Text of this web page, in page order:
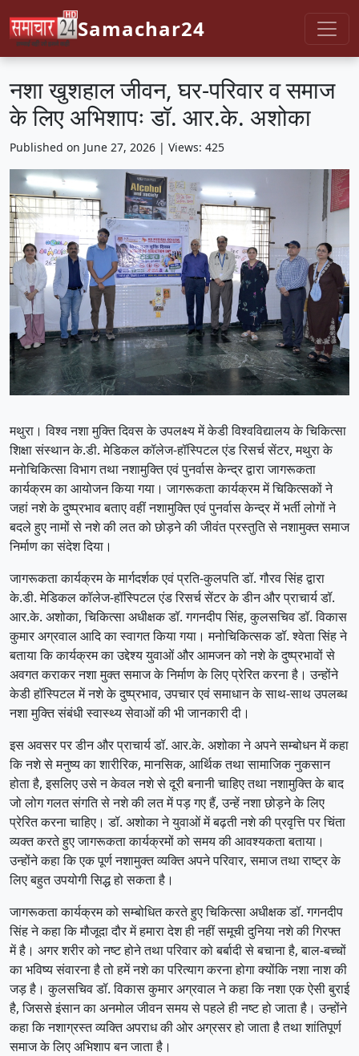
Samachar24
नशा खुशहाल जीवन, घर-परिवार व समाज
के लिए अभिशापः डॉ. आर.के. अशोका
Published on June 27, 2026 | Views: 425
मथुरा। विश्व नशा मुक्ति दिवस के उपलक्ष्य में केडी विश्वविद्यालय के चिकित्सा
शिक्षा संस्थान के.डी. मेडिकल कॉलेज-हॉस्पिटल एंड रिसर्च सेंटर, मथुरा के
मनोचिकित्सा विभाग तथा नशामुक्ति एवं पुनर्वास केन्द्र द्वारा जागरूकता
कार्यक्रम का आयोजन किया गया। जागरूकता कार्यक्रम में चिकित्सकों ने
जहां नशे के दुष्प्रभाव बताए वहीं नशामुक्ति एवं पुनर्वास केन्द्र में भर्ती लोगों ने
बदले हुए नामों से नशे की लत को छोड़ने की जीवंत प्रस्तुति से नशामुक्त समाज
निर्माण का संदेश दिया।
जागरूकता कार्यक्रम के मार्गदर्शक एवं प्रति-कुलपति डॉ. गौरव सिंह द्वारा
के.डी. मेडिकल कॉलेज-हॉस्पिटल एंड रिसर्च सेंटर के डीन और प्राचार्य डॉ.
आर.के. अशोका, चिकित्सा अधीक्षक डॉ. गगनदीप सिंह, कुलसचिव डॉ. विकास
कुमार अग्रवाल आदि का स्वागत किया गया। मनोचिकित्सक डॉ. श्वेता सिंह ने
बताया कि कार्यक्रम का उद्देश्य युवाओं और आमजन को नशे के दुष्प्रभावों से
अवगत कराकर नशा मुक्त समाज के निर्माण के लिए प्रेरित करना है। उन्होंने
केडी हॉस्पिटल में नशे के दुष्प्रभाव, उपचार एवं समाधान के साथ-साथ उपलब्ध
नशा मुक्ति संबंधी स्वास्थ्य सेवाओं की भी जानकारी दी।
इस अवसर पर डीन और प्राचार्य डॉ. आर.के. अशोका ने अपने सम्बोधन में कहा
कि नशे से मनुष्य का शारीरिक, मानसिक, आर्थिक तथा सामाजिक नुकसान
होता है, इसलिए उसे न केवल नशे से दूरी बनानी चाहिए तथा नशामुक्ति के बाद
जो लोग गलत संगति से नशे की लत में पड़ गए हैं, उन्हें नशा छोड़ने के लिए
प्रेरित करना चाहिए। डॉ. अशोका ने युवाओं में बढ़ती नशे की प्रवृत्ति पर चिंता
व्यक्त करते हुए जागरूकता कार्यक्रमों को समय की आवश्यकता बताया।
उन्होंने कहा कि एक पूर्ण नशामुक्त व्यक्ति अपने परिवार, समाज तथा राष्ट्र के
लिए बहुत उपयोगी सिद्ध हो सकता है।
जागरूकता कार्यक्रम को सम्बोधित करते हुए चिकित्सा अधीक्षक डॉ. गगनदीप
सिंह ने कहा कि मौजूदा दौर में हमारा देश ही नहीं समूची दुनिया नशे की गिरफ्त
में है। अगर शरीर को नष्ट होने तथा परिवार को बर्बादी से बचाना है, बाल-बच्चों
का भविष्य संवारना है तो हमें नशे का परित्याग करना होगा क्योंकि नशा नाश की
जड़ है। कुलसचिव डॉ. विकास कुमार अग्रवाल ने कहा कि नशा एक ऐसी बुराई
है, जिससे इंसान का अनमोल जीवन समय से पहले ही नष्ट हो जाता है। उन्होंने
कहा कि नशाग्रस्त व्यक्ति अपराध की ओर अग्रसर हो जाता है तथा शांतिपूर्ण
समाज के लिए अभिशाप बन जाता है।